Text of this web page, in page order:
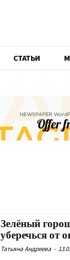
CТАТЬИ
Зелёный
уберечься от
Татьяна Андреева -